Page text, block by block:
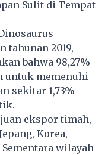
Sulit di Tempat
tahunan 2019,
bahwa 98,27%
untuk memenuhi
sekitar 1,73%
ekspor timah,
Korea,
wilayah